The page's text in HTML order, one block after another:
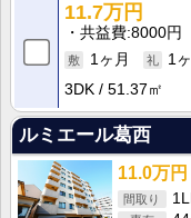
11.7万円
共益費 8000円
1ヶ月
1
3DK
51.37㎡
ルミエール葛西
11.0万円